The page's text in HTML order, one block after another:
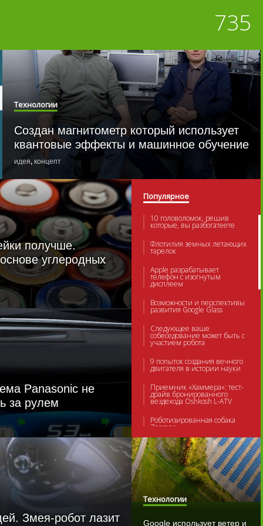
735
Технологии
Создан магнитометр который использует
квантовые эффекты и машинное обучение
идея, концепт
получше.
углеродных
Panasonic не
за рулем
Популярное
10 головоломок, решив
которые, вы разбогатеете
Флотилия земных летающих
тарелок
Apple разрабатывает
телефон с изогнутым
дисплеем
Возможности и перспективы
развития Google Glass
Следующее ваше
собеседование может быть с
участием робота
9 попыток создания вечного
двигателя в истории науки
Приемник «Хаммера»: тест-
драйв бронированного
вездехода Oshkosh L-ATV
Роботизированная собака
Zoomer
Коммерческий квантовый
компьютер действительно
работает
Десять самых быстрых
самолетов в мире
В будущем человек
население Солнечной
Змея-робот лазит
Технологии
Google использует ветер и